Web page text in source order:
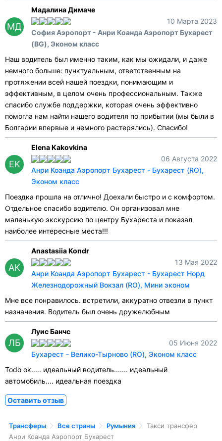
МД
Мадалина Димаче
10 Марта 2023
София Аэропорт - Анри Коанда Аэропорт Бухарест
(BG), Эконом класс
Наш водитель был именно таким, как мы ожидали, и даже
немного больше: пунктуальным, ответственным на
протяжении всей нашей поездки, понимающим и
эффективным, в целом очень профессиональным. Также
спасибо службе поддержки, которая очень эффективно
помогла нам найти нашего водителя по прибытии (мы были в
Болгарии впервые и немного растерялись). Спасибо!
EK
Elena Kakovkina
06 Августа 2022
Анри Коанда Аэропорт Бухарест - Бухарест (RO),
Эконом класс
Поездка прошла на отлично! Доехали быстро и с комфортом.
Отдельное спасибо водителю. Он организовал мне
маленькую экскурсию по центру Бухареста и показал
наиболее интересные места!!!
AK
Anastasiia Kondr
13 Мая 2022
Анри Коанда Аэропорт Бухарест - Бухарест Норд
Железнодорожный Вокзал (RO), Мини эконом
Мне все понравилось. встретили, аккуратно отвезли в пункт
назначения. Водитель был очень дружелюбным
ЛБ
Луис Банчс
05 Июня 2022
Бухарест - Велико-Тырново (RO), Эконом класс
Todo ok..... идеальный водитель....... идеальный
автомобиль.... идеальная поездка
Оставить отзыв
Трансферы Все страны Румыния
Такси трансфер
Анри Коанда Аэропорт Бухарест